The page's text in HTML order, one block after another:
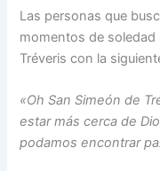
Las personas que
momentos de soledad
Tréveris con la
«Oh San Simeón de
estar más cerca de
podamos encontrar